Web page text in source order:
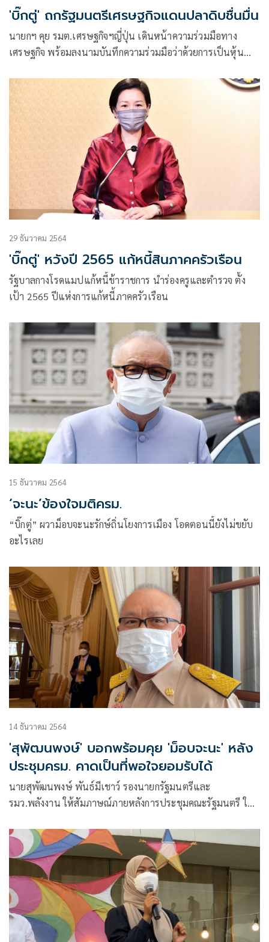
'บิ๊กตู่' ถกรัฐมนตรีเศรษฐกิจแดนปลาดิบชื่นมื่น
นายกฯ คุย รมต.เศรษฐกิจฯญี่ปุ่น เดินหน้าความร่วมมือทาง
เศรษฐกิจ พร้อมลงนามบันทึกความร่วมมือว่าด้วยการเป็นหุ้น
29 ธันวาคม 2564
'บิ๊กตู่' หวังปี 2565 แก้หนี้สินภาคครัวเรือน
รัฐบาลกางโรดแมปแก้หนี้ข้าราชการ นำร่องครูและตำรวจ ตั้ง
เป้า 2565 ปีแห่งการแก้หนี้ภาคครัวเรือน
15 ธันวาคม 2564
‘จะนะ’ข้องใจมติครม.
“บิ๊กตู่” ผวาม็อบจะนะรักษ์ถิ่นโยงการเมือง โอดตอนนี้ยังไม่ขยับ
อะไรเลย
14 ธันวาคม 2564
'สุพัฒนพงษ์' บอกพร้อมคุย 'ม็อบจะนะ' หลัง
ประชุมครม. คาดเป็นที่พอใจยอมรับได้
นายสุพัฒนพงษ์ พันธ์มีเชาว์ รองนายกรัฐมนตรีและ
รมว.พลังงาน ให้สัมภาษณ์ภายหลังการประชุมคณะรัฐมนตรี ใน
ตรวจสอบข้อเท็จจริง